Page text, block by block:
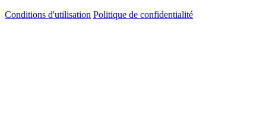
Conditions d'utilisation Politique de confidentialité